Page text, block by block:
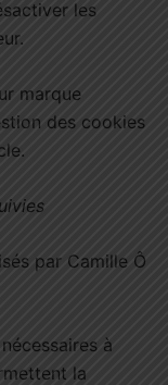
les
marque
des cookies
par Camille Ô
à
la